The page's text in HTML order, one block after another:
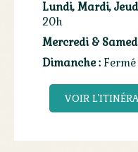
Lundi, Mardi,
20h
Mercredi &
Dimanche : Fermé
VOIR